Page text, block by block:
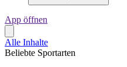
App öffnen
Alle Inhalte
Beliebte Sportarten